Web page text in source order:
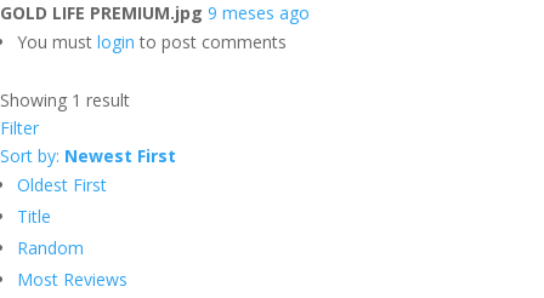
GOLD LIFE PREMIUM.jpg 9 meses ago
You must login to post comments
Showing 1 result
Filter
Sort by: Newest First
Oldest First
Title
Random
Most Reviews